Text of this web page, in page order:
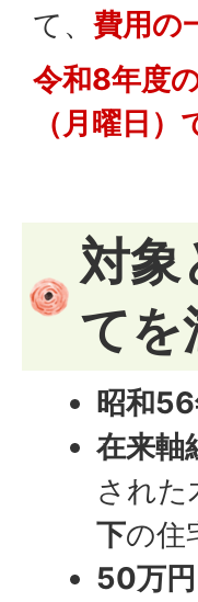
て、 費用の
令和8年度
（月曜日）
対象
てを
昭和
在来軸
された
下の住
50万